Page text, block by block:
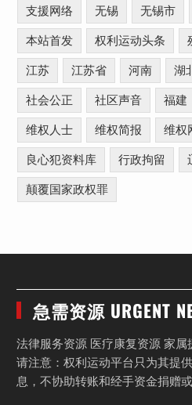
支援网络 无锡 无锡市
本站首发 权利运动头条
江苏 江苏省 河南 湖
社会公正 社区声音 福建
维权人士 维权简报 维权
良心犯资料库 行政拘留
颠覆国家政权罪
急需资源 URGENT
法律服务资源 医疗康复资源 家
请注意：权利运动平台只为其提
息，不协助转账和经手资金捐赠或